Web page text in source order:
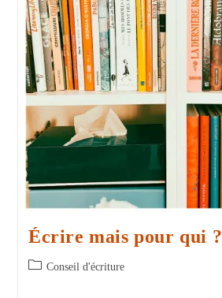
Écrire mais pour qui ?
Conseil d'écriture